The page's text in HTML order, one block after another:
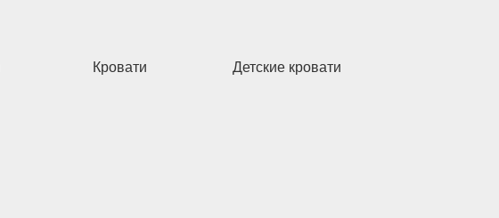
Кровати Детские кровати